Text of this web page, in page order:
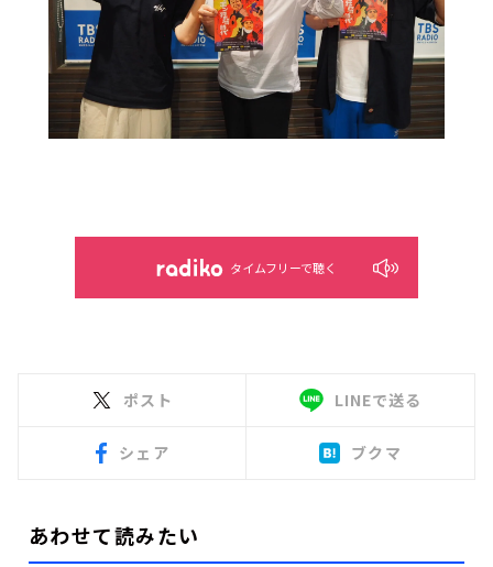
タイムフリーで聴く
ポスト LINEで送る
シェア ブクマ
あわせて読みたい